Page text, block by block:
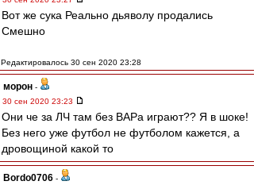
Вот же сука Реально дьяволу продались
Смешно
Редактировалось 30 сен 2020 23:28
морон -
30 сен 2020 23:23
Они че за ЛЧ там без ВАРа играют?? Я в шоке!
Без него уже футбол не футболом кажется, а
дровощиной какой то
Bordo0706 -